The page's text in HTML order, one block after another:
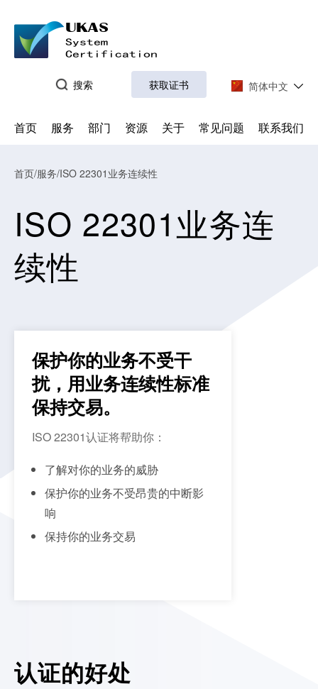
搜索 获取证书 简体中文
首页 服务 部门 资源 关于 常见问题 联系我们
首页/服务/ISO 22301业务连续性
ISO 22301业务连
续性
保护你的业务不受干
扰，用业务连续性标准
保持交易。
ISO 22301认证将帮助你：
了解对你的业务的威胁
保护你的业务不受昂贵的中断影
响
保持你的业务交易
认证的好处